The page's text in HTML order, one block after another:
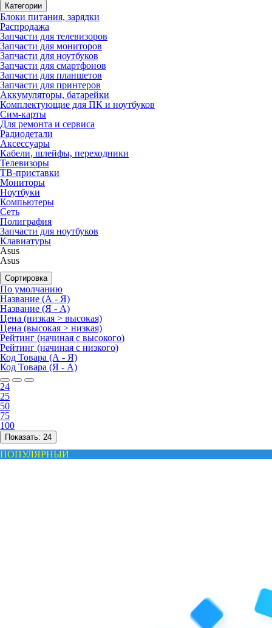
Категории
Блоки питания, зарядки
Распродажа
Запчасти для телевизоров
Запчасти для мониторов
Запчасти для ноутбуков
Запчасти для смартфонов
Запчасти для планшетов
Запчасти для принтеров
Аккумуляторы, батарейки
Комплектующие для ПК и ноутбуков
Сим-карты
Для ремонта и сервиса
Радиодетали
Аксессуары
Кабели, шлейфы, переходники
Телевизоры
ТВ-приставки
Мониторы
Ноутбуки
Компьютеры
Сеть
Полиграфия
Запчасти для ноутбуков
Клавиатуры
Asus
Asus
Сортировка
По умолчанию
Название (А - Я)
Название (Я - А)
Цена (низкая > высокая)
Цена (высокая > низкая)
Рейтинг (начиная с высокого)
Рейтинг (начиная с низкого)
Код Товара (А - Я)
Код Товара (Я - А)
24
25
50
75
100
Показать: 24
ПОПУЛЯРНЫЙ